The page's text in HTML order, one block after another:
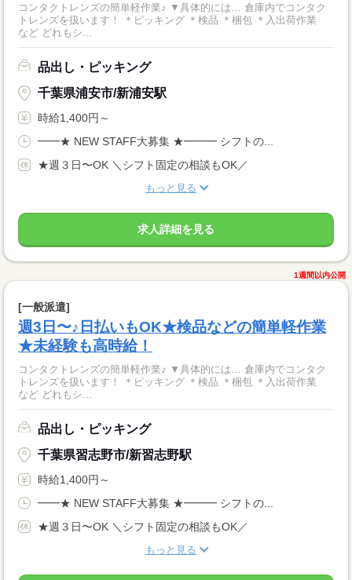
コンタクトレンズの簡単軽作業♪ ▼具体的には… 倉庫内でコンタク
トレンズを扱います！ ＊ピッキング ＊検品 ＊梱包 ＊入出荷作業
など どれもシ...
品出し・ピッキング
千葉県浦安市/新浦安駅
時給1,400円～
━━★ NEW STAFF大募集 ★━━━ シフトの...
★週３日〜OK ＼シフト固定の相談もOK／
もっと見る
求人詳細を見る
1週間以内公開
[一般派遣]
週3日〜♪日払いもOK★検品などの簡単軽作業
★未経験も高時給！
コンタクトレンズの簡単軽作業♪ ▼具体的には… 倉庫内でコンタク
トレンズを扱います！ ＊ピッキング ＊検品 ＊梱包 ＊入出荷作業
など どれもシ...
品出し・ピッキング
千葉県習志野市/新習志野駅
時給1,400円～
━━★ NEW STAFF大募集 ★━━━ シフトの...
★週３日〜OK ＼シフト固定の相談もOK／
もっと見る